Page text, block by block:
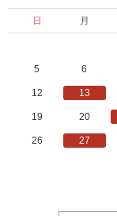
日 月
5 6
12 13
19 20
26 27